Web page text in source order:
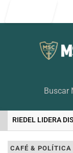
LIDERA
EM ALTA
CAFÉ & POLÍTICA